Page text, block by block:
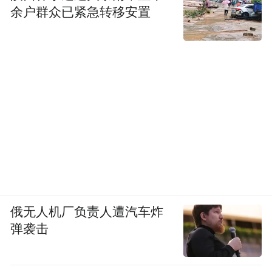
余户群众已紧急转移安置
俄无人机厂负责人遭汽车炸
弹袭击